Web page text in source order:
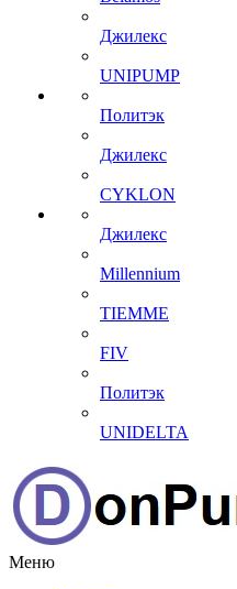
Джилекс
UNIPUMP
Политэк
Джилекс
CYKLON
Джилекс
Millennium
TIEMME
FIV
Политэк
UNIDELTA
Меню